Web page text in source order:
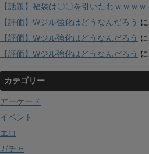
【話題】福袋は〇〇を引いたわｗｗｗｗ
【評価】Wジル強化はどうなんだろう に
【評価】Wジル強化はどうなんだろう に
【評価】Wジル強化はどうなんだろう に
カテゴリー
アーケード
イベント
エロ
ガチャ